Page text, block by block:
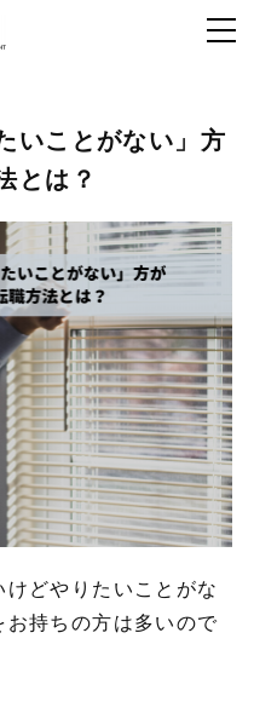
いことがない」方
とは？
どやりたいことがな
持ちの方は多いので